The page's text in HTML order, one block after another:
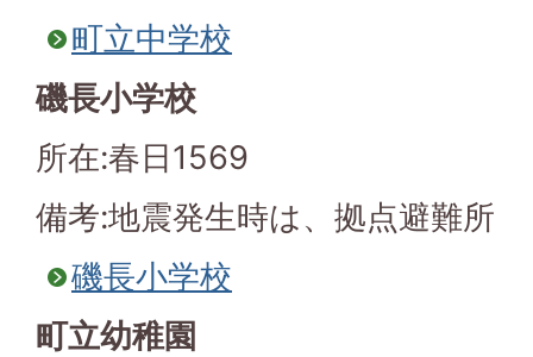
町立中学校
磯長小学校
所在:春日1569
備考:地震発生時は、拠点避難所
磯長小学校
町立幼稚園